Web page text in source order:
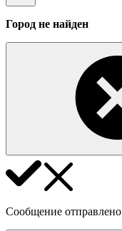
Город не найден
Сообщение отправлено